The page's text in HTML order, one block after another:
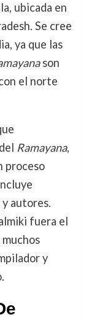
ubicada en
Se cree
ya que las
son
el norte
Ramayana,
proceso
autores.
fuera el
y